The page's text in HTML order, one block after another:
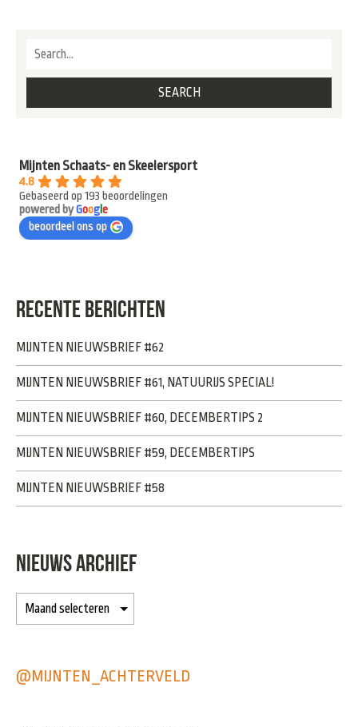
Mijnten Schaats- en Skeelersport
4.8
Gebaseerd op 193 beoordelingen
powered byGooge
beoordeel ons op
RECENTE BERICHTEN
MIJNTEN NIEUWSBRIEF #62
MIJNTEN NIEUWSBRIEF #61, NATUURIJS SPECIAL!
MIJNTEN NIEUWSBRIEF #60, DECEMBERTIPS 2
MIJNTEN NIEUWSBRIEF #59, DECEMBERTIPS
MIJNTEN NIEUWSBRIEF #58
NIEUWS ARCHIEF
@MIJNTEN_ACHTERVELD